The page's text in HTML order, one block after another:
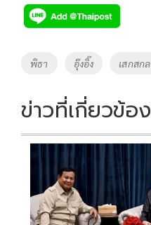
e
b
o
k
tt
er
p
y
Li
k
Tags
พิธา อุ๊งอิ๊ง เสกสกล
ข่าวที่เกี่ยวข้อง